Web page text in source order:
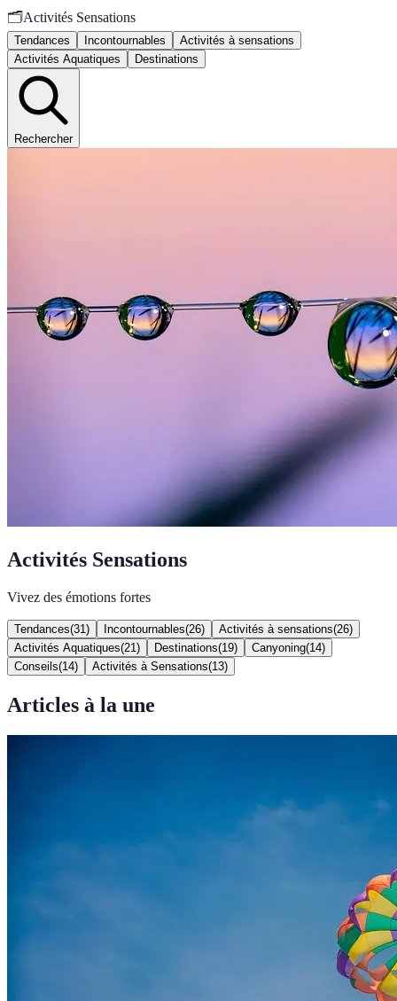
🗂️Activités Sensations
Tendances Incontournables
Activités à sensations
Activités Aquatiques
Destinations
Rechercher
Activités Sensations
Vivez des émotions fortes
Tendances(31 ) Incontournables(26) Activités à sensations(26)
Activités Aquatiques(21 ) Destinations(19) Canyoning(14)
Conseils(14) Activités à Sensations(13)
Articles à la une